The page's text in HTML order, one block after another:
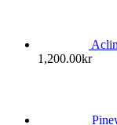
1,200.00kr